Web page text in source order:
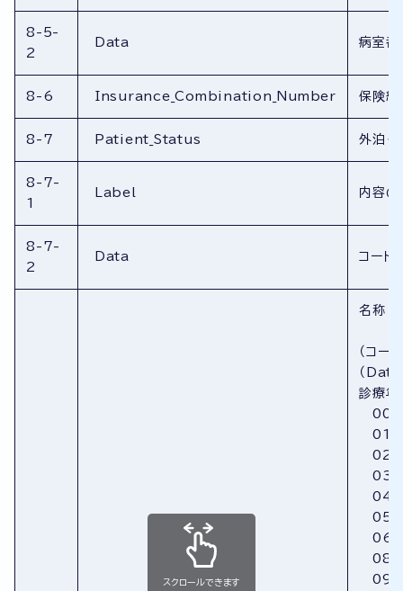
8-5-
2
Data 病室番
8-6 Insurance_Combination_Number 保険組
8-7 Patient_Status 外泊・
8-7-
1
Label 内容の
8-7-
2
Data コード
名称
（コー
（
診療
00:
01:
02:
03:
04:他
05:他
06:他
08:
09:
スクロールできます